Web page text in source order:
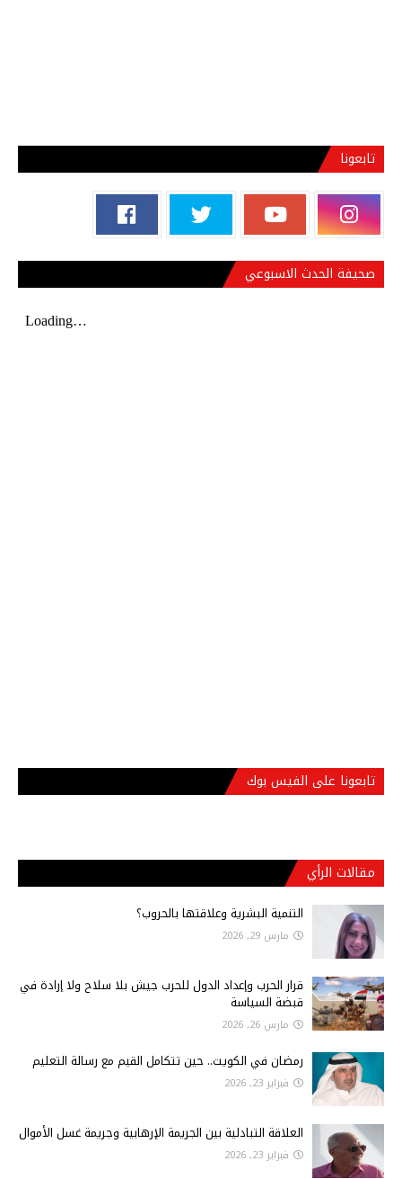
تابعونا
صحيفة الحدث الاسبوعي
تابعونا على الفيس بوك
مقالات الرأي
التنمية البشرية وعلاقتها بالحروب؟
مارس 29, 2026
قرار الحرب وإعداد الدول للحرب جيش بلا سلاح ولا إرادة في
قبضة السياسة
مارس 26, 2026
رمضان في الكويت.. حين تتكامل القيم مع رسالة التعليم
فبراير 23, 2026
العلاقة التبادلية بين الجريمة الإرهابية وجريمة غسل الأموال
فبراير 23, 2026